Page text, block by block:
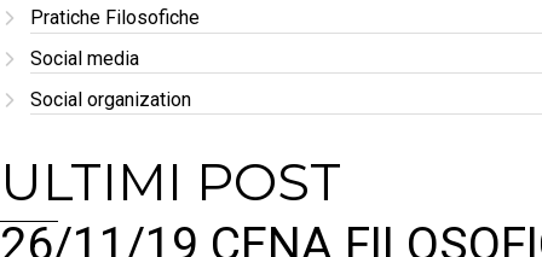
Pratiche Filosofiche
Social media
Social organization
ULTIMI POST
26/11/19 CENA